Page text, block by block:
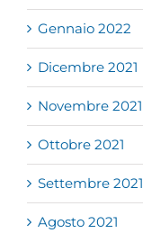
Gennaio 2022
Dicembre 2021
Novembre 2021
Ottobre 2021
Settembre 2021
Agosto 2021